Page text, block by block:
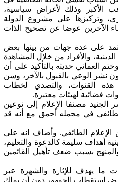
الأكبر وذلك لأغراض سياسية،
وتركيزها على مشروع الدولة
الآخرين عوضا عن تصحيح الذات
على عدة جهات من بينها بعض
والأفراد من خلال المشاهدة
العماني حديثه بالتأكيد على أن
نشر الوعي بالقبول بالآخر، وسن
القنوات، والتصدي لخطاب
فضائية لهيئات معتبرة.
الجنيد مصنفا الإعلام إلى نوعين
في مجمله أحمق مع أنه قد
الطائفي. وأضاف انه على
أهداف سليمة كالدعوة والتعليم،
بسبب ضعف تأهيل القائمين
ما يهدف للإثارة والشهرة عبر
إستقطاب الجمهور دون أن يملك